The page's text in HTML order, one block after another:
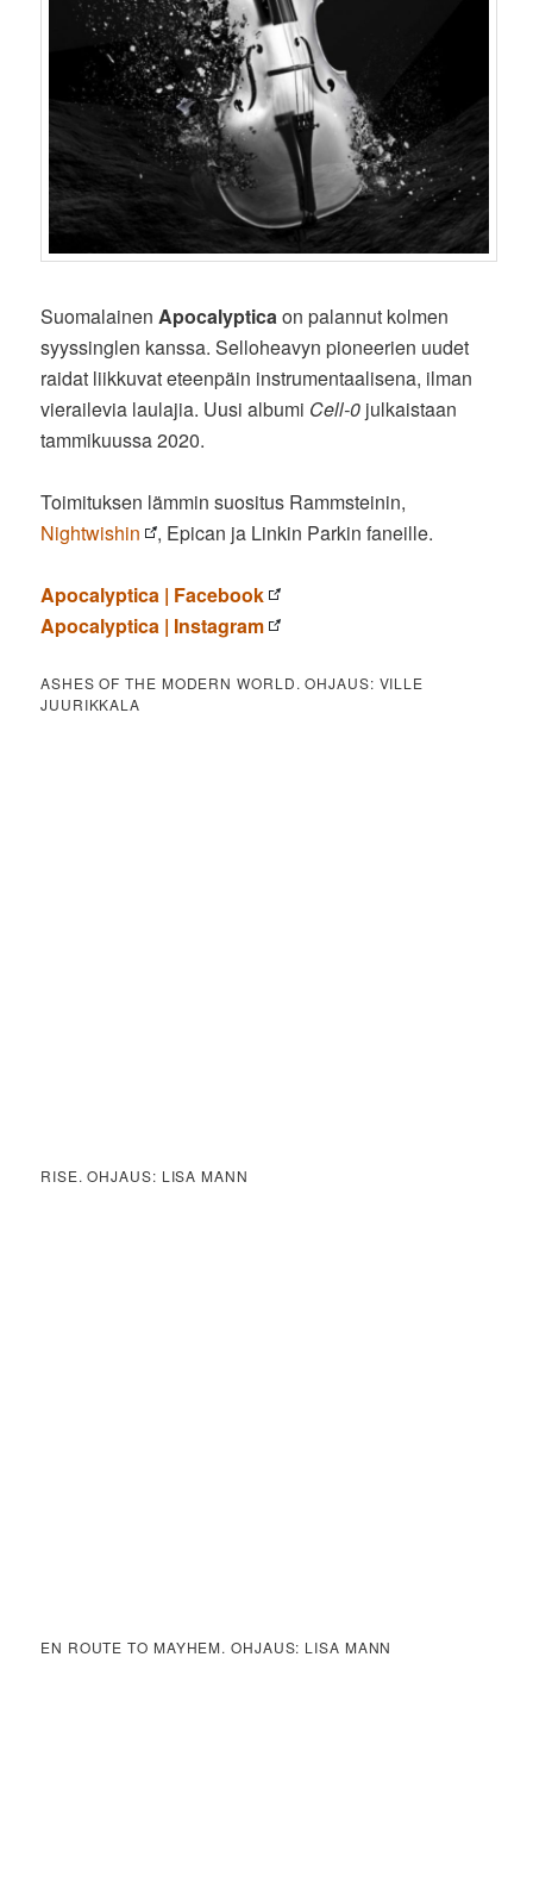
SuomalainenApocalypticaon palannut kolmen
syyssinglen kanssa. Selloheavyn pioneerien uudet
raidat liikkuvat eteenpäin instrumentaalisena, ilman
vierailevia laulajia. Uusi albumi Cell-0 julkaistaan
tammikuussa 2020.
Toimituksen lämmin suositus Rammsteinin,
Nightwishin
, Epican ja Linkin Parkin faneille.
Apocalyptica | Facebook
Apocalyptica | Instagram
ASHES OF THE MODERN WORLD. OHJAUS: VILLE
JUURIKKALA
RISE. OHJAUS: LISA MANN
EN ROUTE TO MAYHEM. OHJAUS: LISA MANN